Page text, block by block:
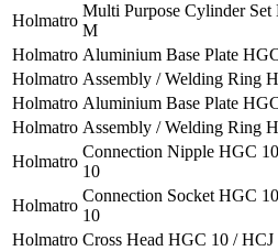
Holmatro
Multi Purpose Cylinder
M
Holmatro Aluminium Base Plate
Holmatro Assembly / Welding Ring
Holmatro Aluminium Base Plate
Holmatro Assembly / Welding Ring
Holmatro
Connection Nipple HGC
10
Holmatro
Connection Socket HGC
10
Holmatro Cross Head HGC 10 / HCJ